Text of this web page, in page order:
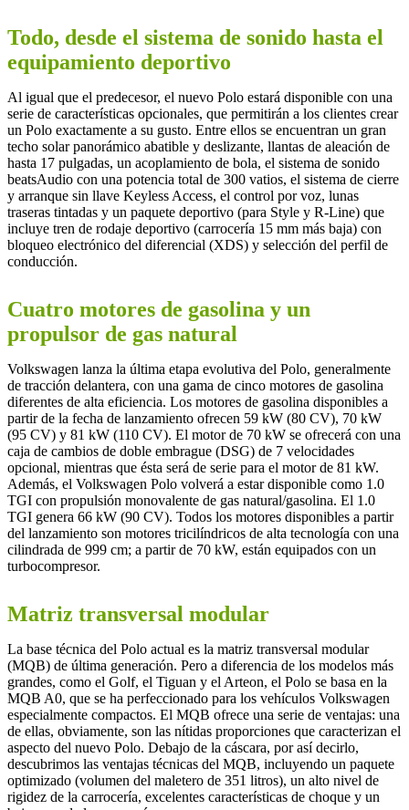
Todo, desde el sistema de sonido hasta el
equipamiento deportivo
Al igual que el predecesor, el nuevo Polo estará disponible con una
serie de características opcionales, que permitirán a los clientes crear
un Polo exactamente a su gusto. Entre ellos se encuentran un gran
techo solar panorámico abatible y deslizante, llantas de aleación de
hasta 17 pulgadas, un acoplamiento de bola, el sistema de sonido
beatsAudio con una potencia total de 300 vatios, el sistema de cierre
y arranque sin llave Keyless Access, el control por voz, lunas
traseras tintadas y un paquete deportivo (para Style y R-Line) que
incluye tren de rodaje deportivo (carrocería 15 mm más baja) con
bloqueo electrónico del diferencial (XDS) y selección del perfil de
conducción.
Cuatro motores de gasolina y un
propulsor de gas natural
Volkswagen lanza la última etapa evolutiva del Polo, generalmente
de tracción delantera, con una gama de cinco motores de gasolina
diferentes de alta eficiencia. Los motores de gasolina disponibles a
partir de la fecha de lanzamiento ofrecen 59 kW (80 CV), 70 kW
(95 CV) y 81 kW (110 CV). El motor de 70 kW se ofrecerá con una
caja de cambios de doble embrague (DSG) de 7 velocidades
opcional, mientras que ésta será de serie para el motor de 81 kW.
Además, el Volkswagen Polo volverá a estar disponible como 1.0
TGI con propulsión monovalente de gas natural/gasolina. El 1.0
TGI genera 66 kW (90 CV). Todos los motores disponibles a partir
del lanzamiento son motores tricilíndricos de alta tecnología con una
cilindrada de 999 cm; a partir de 70 kW, están equipados con un
turbocompresor.
Matriz transversal modular
La base técnica del Polo actual es la matriz transversal modular
(MQB) de última generación. Pero a diferencia de los modelos más
grandes, como el Golf, el Tiguan y el Arteon, el Polo se basa en la
MQB A0, que se ha perfeccionado para los vehículos Volkswagen
especialmente compactos. El MQB ofrece una serie de ventajas: una
de ellas, obviamente, son las nítidas proporciones que caracterizan el
aspecto del nuevo Polo. Debajo de la cáscara, por así decirlo,
descubrimos las ventajas técnicas del MQB, incluyendo un paquete
optimizado (volumen del maletero de 351 litros), un alto nivel de
rigidez de la carrocería, excelentes características de choque y un